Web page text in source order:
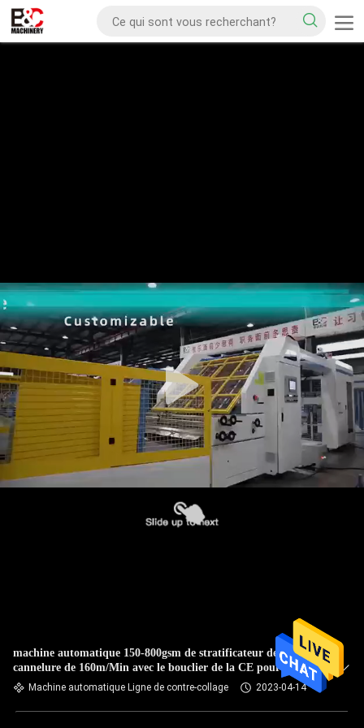
machine automatique 150-800gsm de stratificateur de
cannelure de 160m/Min avec le bouclier de la CE pour
l'impression
Machine automatique Ligne de contre-collage 2023-04-14